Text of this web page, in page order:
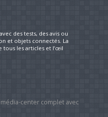
des tests, des avis ou
et objets connectés. La
les articles et l’œil
center complet avec